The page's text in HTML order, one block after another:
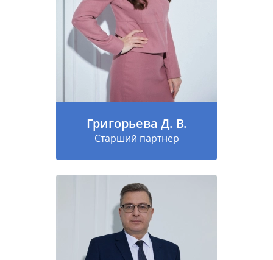
Григорьева Д. В.
Старший партнер